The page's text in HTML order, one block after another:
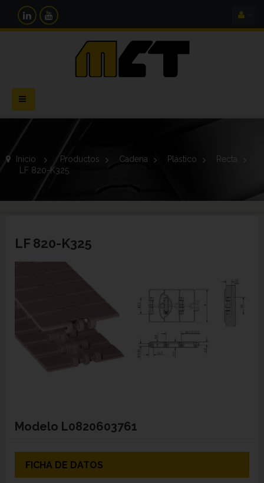
Navegación
Toggle
Inicio > Productos > Cadena > Plástico >
Recta
LF 820-K325
LF 820-K325
Modelo L0820603761
FICHA DE DATOS